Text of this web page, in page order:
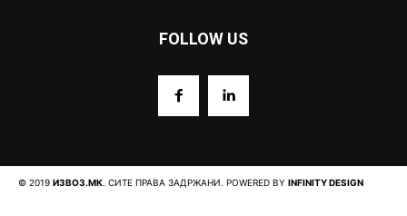
FOLLOW US
© 2019 ИЗВОЗ.МК. СИТЕ ПРАВА ЗАДРЖАНИ. POWERED BY INFINITY DESIGN